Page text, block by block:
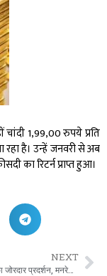
चांदी 1,99,00 रुपये प्रति
रहा है। उन्हें जनवरी से अब
का रिटर्न प्राप्त हुआ।
NEXT
बांदा में कांग्रेस का जोरदार प्रदर्शन, मनरेगा का नाम बदले जाने पर केंद्र सरकार को घेरा